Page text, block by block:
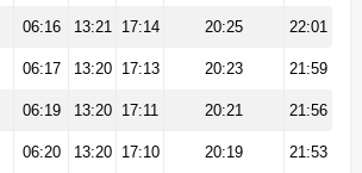
06:16 13:21 17:14 20:25 22:01
06:17 13:20 17:13 20:23 21:59
06:19 13:20 17:11 20:21 21:56
06:20 13:20 17:10 20:19 21:53